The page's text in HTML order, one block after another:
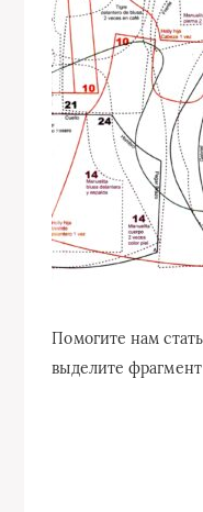
Помогите нам
выделите